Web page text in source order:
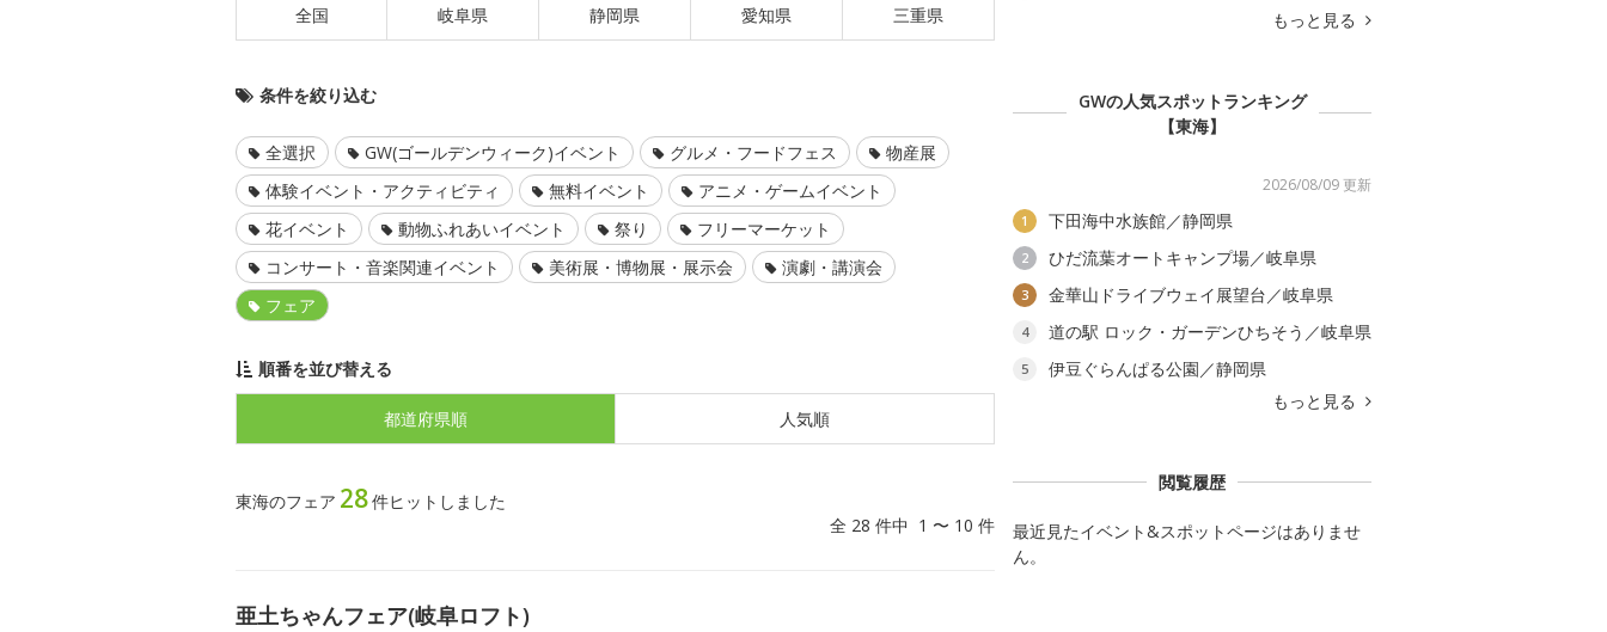
全国 岐阜県 静岡県 愛知県 三重県
条件を絞り込む
全選択 GW(ゴールデンウィーク)イベント グルメ・フードフェス
物産展
体験イベント・アクティビティ
無料イベント
アニメ・ゲームイベント
花イベント
動物ふれあいイベント 祭り
フリーマーケット
コンサート・音楽関連イベント
美術展・博物展・展示会
演劇・講演会
フェア
順番を並び替える
都道府県順 人気順
東海のフェア 28件ヒットしました
全 28 件中 1 〜 10 件
亜土ちゃんフェア(岐阜ロフト)
もっと見る
GWの人気スポットランキング
【東海】
2026/08/09 更新
1 下田海中水族館／静岡県
2 ひだ流葉オートキャンプ場／岐阜県
3 金華山ドライブウェイ展望台／岐阜県
4 道の駅 ロック・ガーデンひちそう／岐阜県
5
伊豆ぐらんぱる公園／静岡県
もっと見る
閲覧履歴
最近見たイベント&スポットページはありませ
ん。